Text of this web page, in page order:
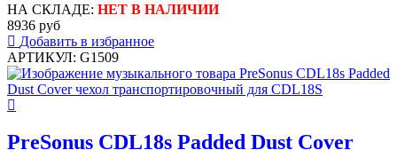
НА СКЛАДЕ: НЕТ В НАЛИЧИИ
8936 руб
Добавить в избранное
АРТИКУЛ: G1509
PreSonus CDL18s Padded Dust Cover